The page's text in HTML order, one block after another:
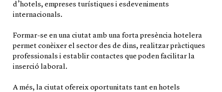
d’hotels, empreses turístiques i esdeveniments
internacionals.
Formar-se en una ciutat amb una forta presència hotelera
permet conèixer el sector des de dins, realitzar pràctiques
professionals i establir contactes que poden facilitar la
inserció laboral.
A més, la ciutat ofereix oportunitats tant en hotels